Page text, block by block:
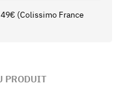
(Colissimo France
PRODUIT